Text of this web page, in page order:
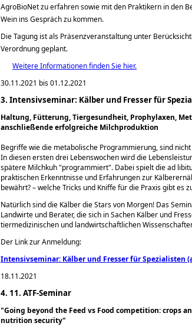
AgroBioNet zu erfahren sowie mit den Praktikern in den
Wein ins Gespräch zu kommen.
Die Tagung ist als Präsenzveranstaltung unter
Verordnung geplant.
Weitere Informationen finden Sie hier.
30.11.2021 bis 01.12.2021
3. Intensivseminar: Kälber und Fresser für
Haltung, Fütterung, Tiergesundheit, Prophylaxen,
anschließende erfolgreiche Milchproduktion
Begriffe wie die metabolische Programmierung, sind
In diesen ersten drei Lebenswochen wird die
spätere Milchkuh programmiert . Dabei spielt die ad
praktischen Erkenntnisse und Erfahrungen zur
bewährt? – welche Tricks und Kniffe für die Praxis gibt es
Natürlich sind die Kälber die Stars von Morgen! Das
Landwirte und Berater, die sich in Sachen Kälber und
tiermedizinischen und landwirtschaftlichen
Der Link zur Anmeldung:
Intensivseminar: Kälber und Fresser für Spezialisten
18.11.2021
4. 11. ATF-Seminar
Going beyond the Feed vs Food competition: crops
nutrition security